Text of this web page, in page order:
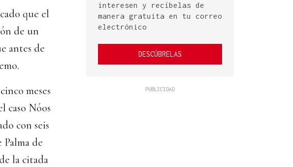
que el
de un
antes de
meses
caso Nóos
con seis
de
la citada
interesen y recíbelas de
manera gratuita en tu correo
electrónico
DESCÚBRELAS